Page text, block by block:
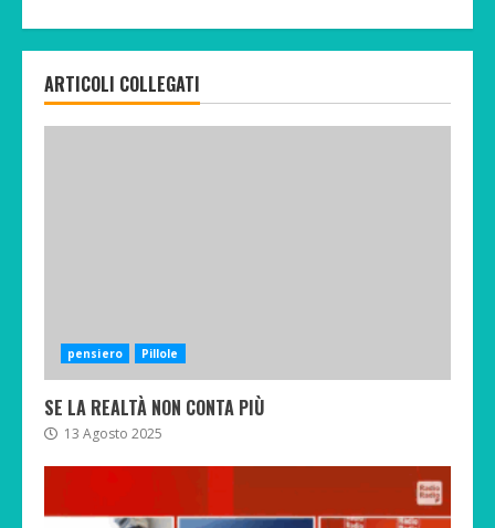
ARTICOLI COLLEGATI
pensiero Pillole
SE LA REALTÀ NON CONTA PIÙ
13 Agosto 2025